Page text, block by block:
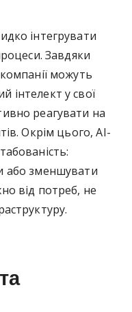
інтегрувати
Завдяки
можуть
інтелект у свої
реагувати на
Окрім цього, AI-
або зменшувати
від потреб, не